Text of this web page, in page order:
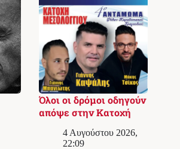
Όλοι οι δρόμοι οδηγούν
απόψε στην Κατοχή
4 Αυγούστου 2026,
22:09